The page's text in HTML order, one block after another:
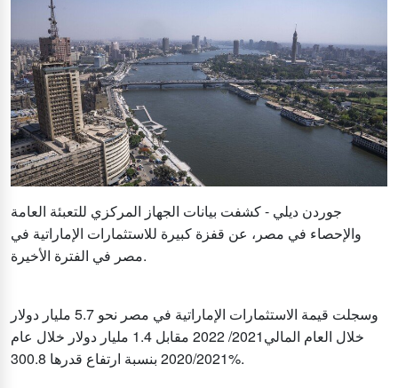
جوردن ديلي - كشفت بيانات الجهاز المركزي للتعبئة العامة
والإحصاء في مصر، عن قفزة كبيرة للاستثمارات الإماراتية في
مصر في الفترة الأخيرة.
وسجلت قيمة الاستثمارات الإماراتية في مصر نحو 5.7 مليار دولار
خلال العام المالي2021/ 2022 مقابل 1.4 مليار دولار خلال عام
2020/2021 بنسبة ارتفاع قدرها 300.8%.